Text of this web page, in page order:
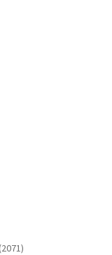
20712071